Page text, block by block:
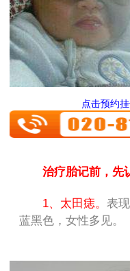
点击预约
治疗胎记前，先
1、太田痣。 表
蓝黑色，女性多见。